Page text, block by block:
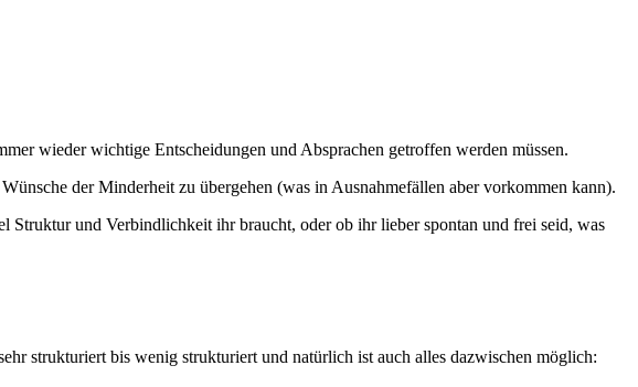
wieder wichtige Entscheidungen und Absprachen getroffen werden müssen.
der Minderheit zu übergehen (was in Ausnahmefällen aber vorkommen kann).
Struktur und Verbindlichkeit ihr braucht, oder ob ihr lieber spontan und frei seid, was
strukturiert bis wenig strukturiert und natürlich ist auch alles dazwischen möglich: